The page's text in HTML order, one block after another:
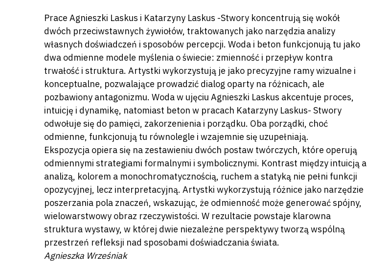
Naciśnij enter by wyszukać lub ESC aby zamknąć
Prace Agnieszki Laskus i Katarzyny Laskus -Stwory koncentrują się wokół
dwóch przeciwstawnych żywiołów, traktowanych jako narzędzia analizy
własnych doświadczeń i sposobów percepcji. Woda i beton funkcjonują tu jako
dwa odmienne modele myślenia o świecie: zmienność i przepływ kontra
trwałość i struktura. Artystki wykorzystują je jako precyzyjne ramy wizualne i
konceptualne, pozwalające prowadzić dialog oparty na różnicach, ale
pozbawiony antagonizmu. Woda w ujęciu Agnieszki Laskus akcentuje proces,
intuicję i dynamikę, natomiast beton w pracach Katarzyny Laskus- Stwory
odwołuje się do pamięci, zakorzenienia i porządku. Oba porządki, choć
odmienne, funkcjonują tu równolegle i wzajemnie się uzupełniają.
Ekspozycja opiera się na zestawieniu dwóch postaw twórczych, które operują
odmiennymi strategiami formalnymi i symbolicznymi. Kontrast między intuicją a
analizą, kolorem a monochromatycznością, ruchem a statyką nie pełni funkcji
opozycyjnej, lecz interpretacyjną. Artystki wykorzystują różnice jako narzędzie
poszerzania pola znaczeń, wskazując, że odmienność może generować spójny,
wielowarstwowy obraz rzeczywistości. W rezultacie powstaje klarowna
struktura wystawy, w której dwie niezależne perspektywy tworzą wspólną
przestrzeń refleksji nad sposobami doświadczania świata.
Agnieszka Wrześniak